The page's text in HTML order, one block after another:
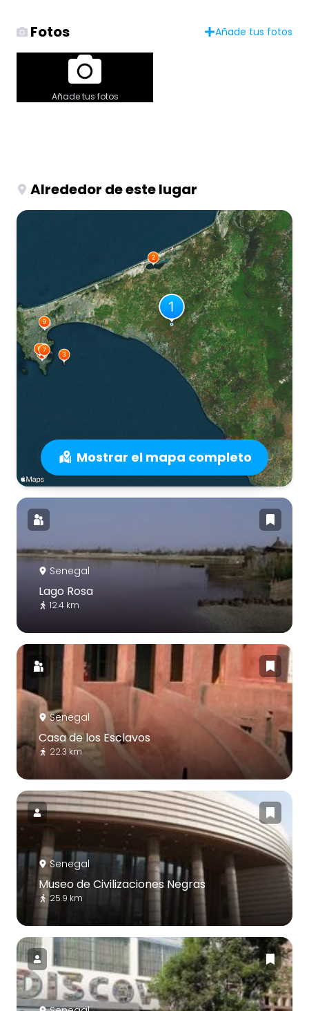
Fotos Añade tus fotos
Añade tus fotos
Alrededor de este lugar
Mostrar el mapa completo
Senegal
Lago Rosa
12.4 km
Senegal
Casa de los Esclavos
22.3 km
Senegal
Museo de Civilizaciones Negras
25.9 km